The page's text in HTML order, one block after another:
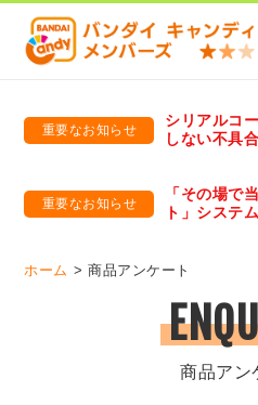
重要なお知らせ
シリアルコ
しない不具
重要なお知らせ
「その場で
ト」システ
ホーム 商品アンケート
商品アン